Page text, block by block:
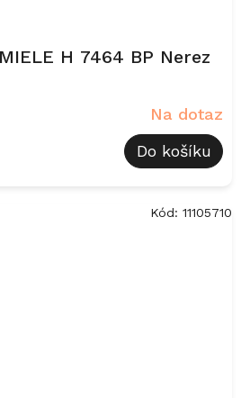
H 7464 BP Nerez
Na dotaz
Do košíku
Kód: 11105710